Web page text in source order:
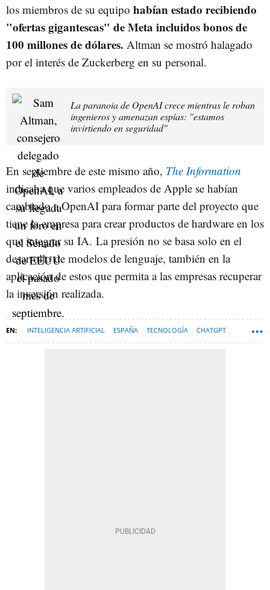
los miembros de su equipo habían estado recibiendo
"ofertas gigantescas" de Meta incluidos bonos de
100 millones de dólares. Altman se mostró halagado
por el interés de Zuckerberg en su personal.
La paranoia de OpenAI crece mientras le roban
ingenieros y amenazan espías: "estamos
invirtiendo en seguridad"
En septiembre de este mismo año, The Information
indicaba que varios empleados de Apple se habían
cambiado a OpenAI para formar parte del proyecto que
tiene la empresa para crear productos de hardware en los
que integrar su IA. La presión no se basa solo en el
desarrollo de modelos de lenguaje, también en la
aplicación de estos que permita a las empresas recuperar
la inversión realizada.
INTELIGENCIA ARTIFICIAL ESPAÑA TECNOLOGÍA CHATGPT